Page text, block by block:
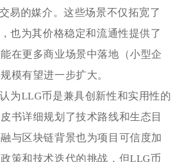
易的媒介。这些场景不仅拓宽了
也为其价格稳定和流通性提供了
在更多商业场景中落地（小型企
模有望进一步扩大。
为LLG币是兼具创新性和实用性的
书详细规划了技术路线和生态目
与区块链背景也为项目可信度加
策和技术迭代的挑战，但LLG币